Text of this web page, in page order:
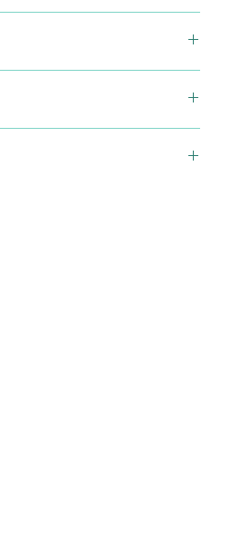
白斑等）や黒ずみなどの異常があ
談することをお薦めいたします。
さい。●極端に高温、又は低温
る場所には保管しないでくださ